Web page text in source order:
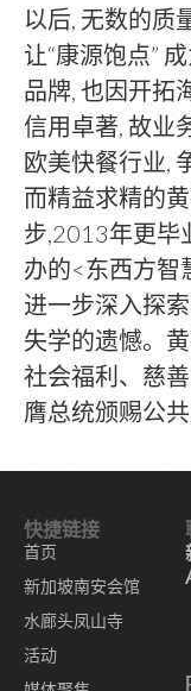
以后, 无数的质
让“康源饱点”
品牌, 也因开拓
信用卓著, 故业
欧美快餐行业,
而精益求精的
步,2013年更毕
办的<东西方智
进一步深入探
失学的遗憾。
社会福利、慈
膺总统颁赐公
快捷链接
首页
新加坡南安会馆
水廊头凤山寺
活动